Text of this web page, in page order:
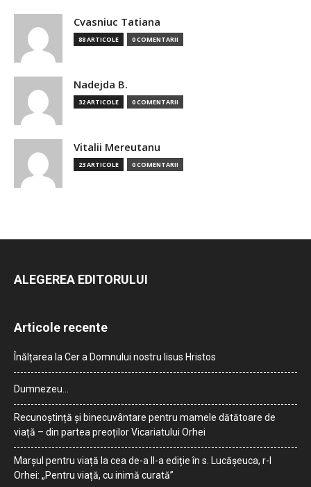
Cvasniuc Tatiana
88 ARTICOLE 0 COMENTARII
Nadejda B.
32 ARTICOLE 0 COMENTARII
Vitalii Mereutanu
23 ARTICOLE 0 COMENTARII
ALEGEREA EDITORULUI
Articole recente
Înălțarea la Cer a Domnului nostru Iisus Hristos
Dumnezeu…
Recunoștință și binecuvântare pentru mamele dătătoare de
viață – din partea preoților Vicariatului Orhei
Marșul pentru viață la cea de-a II-a ediție în s. Lucășeuca, r-l
Orhei: „Pentru viață, cu inimă curată”